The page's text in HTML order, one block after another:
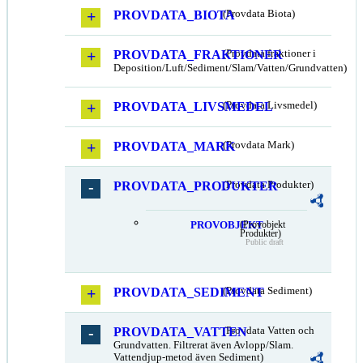
PROVDATA_BIOTA(Provdata Biota)
PROVDATA_FRAKTIONER
(Provdata fraktioner i
Deposition/Luft/Sediment/Slam/Vatten/Grundvatten)
PROVDATA_LIVSMEDEL
(Provdata Livsmedel)
PROVDATA_MARK(Provdata Mark)
PROVDATA_PRODUKTER
(Provdata Produkter)
PROVOBJEKT(Provobjekt
Produkter)
Public draft
PROVDATA_SEDIMENT(Provdata Sediment)
PROVDATA_VATTEN(Provdata Vatten och
Grundvatten. Filtrerat även Avlopp/Slam.
Vattendjup-metod även Sediment)